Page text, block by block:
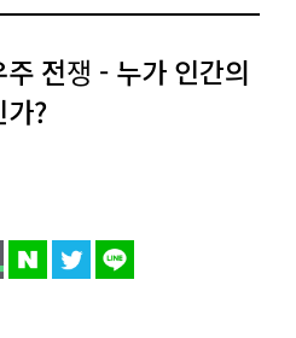
전쟁 - 누가 인간의
?